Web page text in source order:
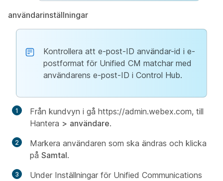
användarinställningar
Kontrollera att e-post-ID användar-id i e-
postformat för Unified CM matchar med
användarens e-post-ID i Control Hub.
Från kundvyn i gå https://admin.webex.com, till
Hantera > användare.
Markera användaren som ska ändras och klicka
på Samtal.
Under Inställningar för Unified Communications